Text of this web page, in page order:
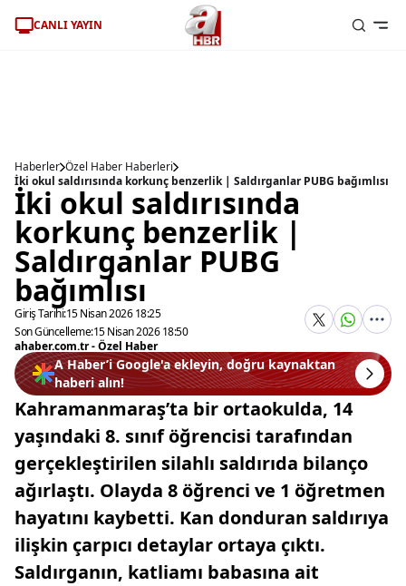
CANLI YAYIN
Haberler Özel Haber Haberleri
İki okul saldırısında korkunç benzerlik | Saldırganlar PUBG bağımlısı
İki okul saldırısında
korkunç benzerlik |
Saldırganlar PUBG
bağımlısı
Giriş Tarihi:15 Nisan 2026 18:25
Son Güncelleme:15 Nisan 2026 18:50
ahaber.com.tr - Özel Haber
A Haber’i Google'a ekleyin, doğru kaynaktan
haberi alın!
Kahramanmaraş’ta bir ortaokulda, 14
yaşındaki 8. sınıf öğrencisi tarafından
gerçekleştirilen silahlı saldırıda bilanço
ağırlaştı. Olayda 8 öğrenci ve 1 öğretmen
hayatını kaybetti. Kan donduran saldırıya
ilişkin çarpıcı detaylar ortaya çıktı.
Saldırganın, katliamı babasına ait